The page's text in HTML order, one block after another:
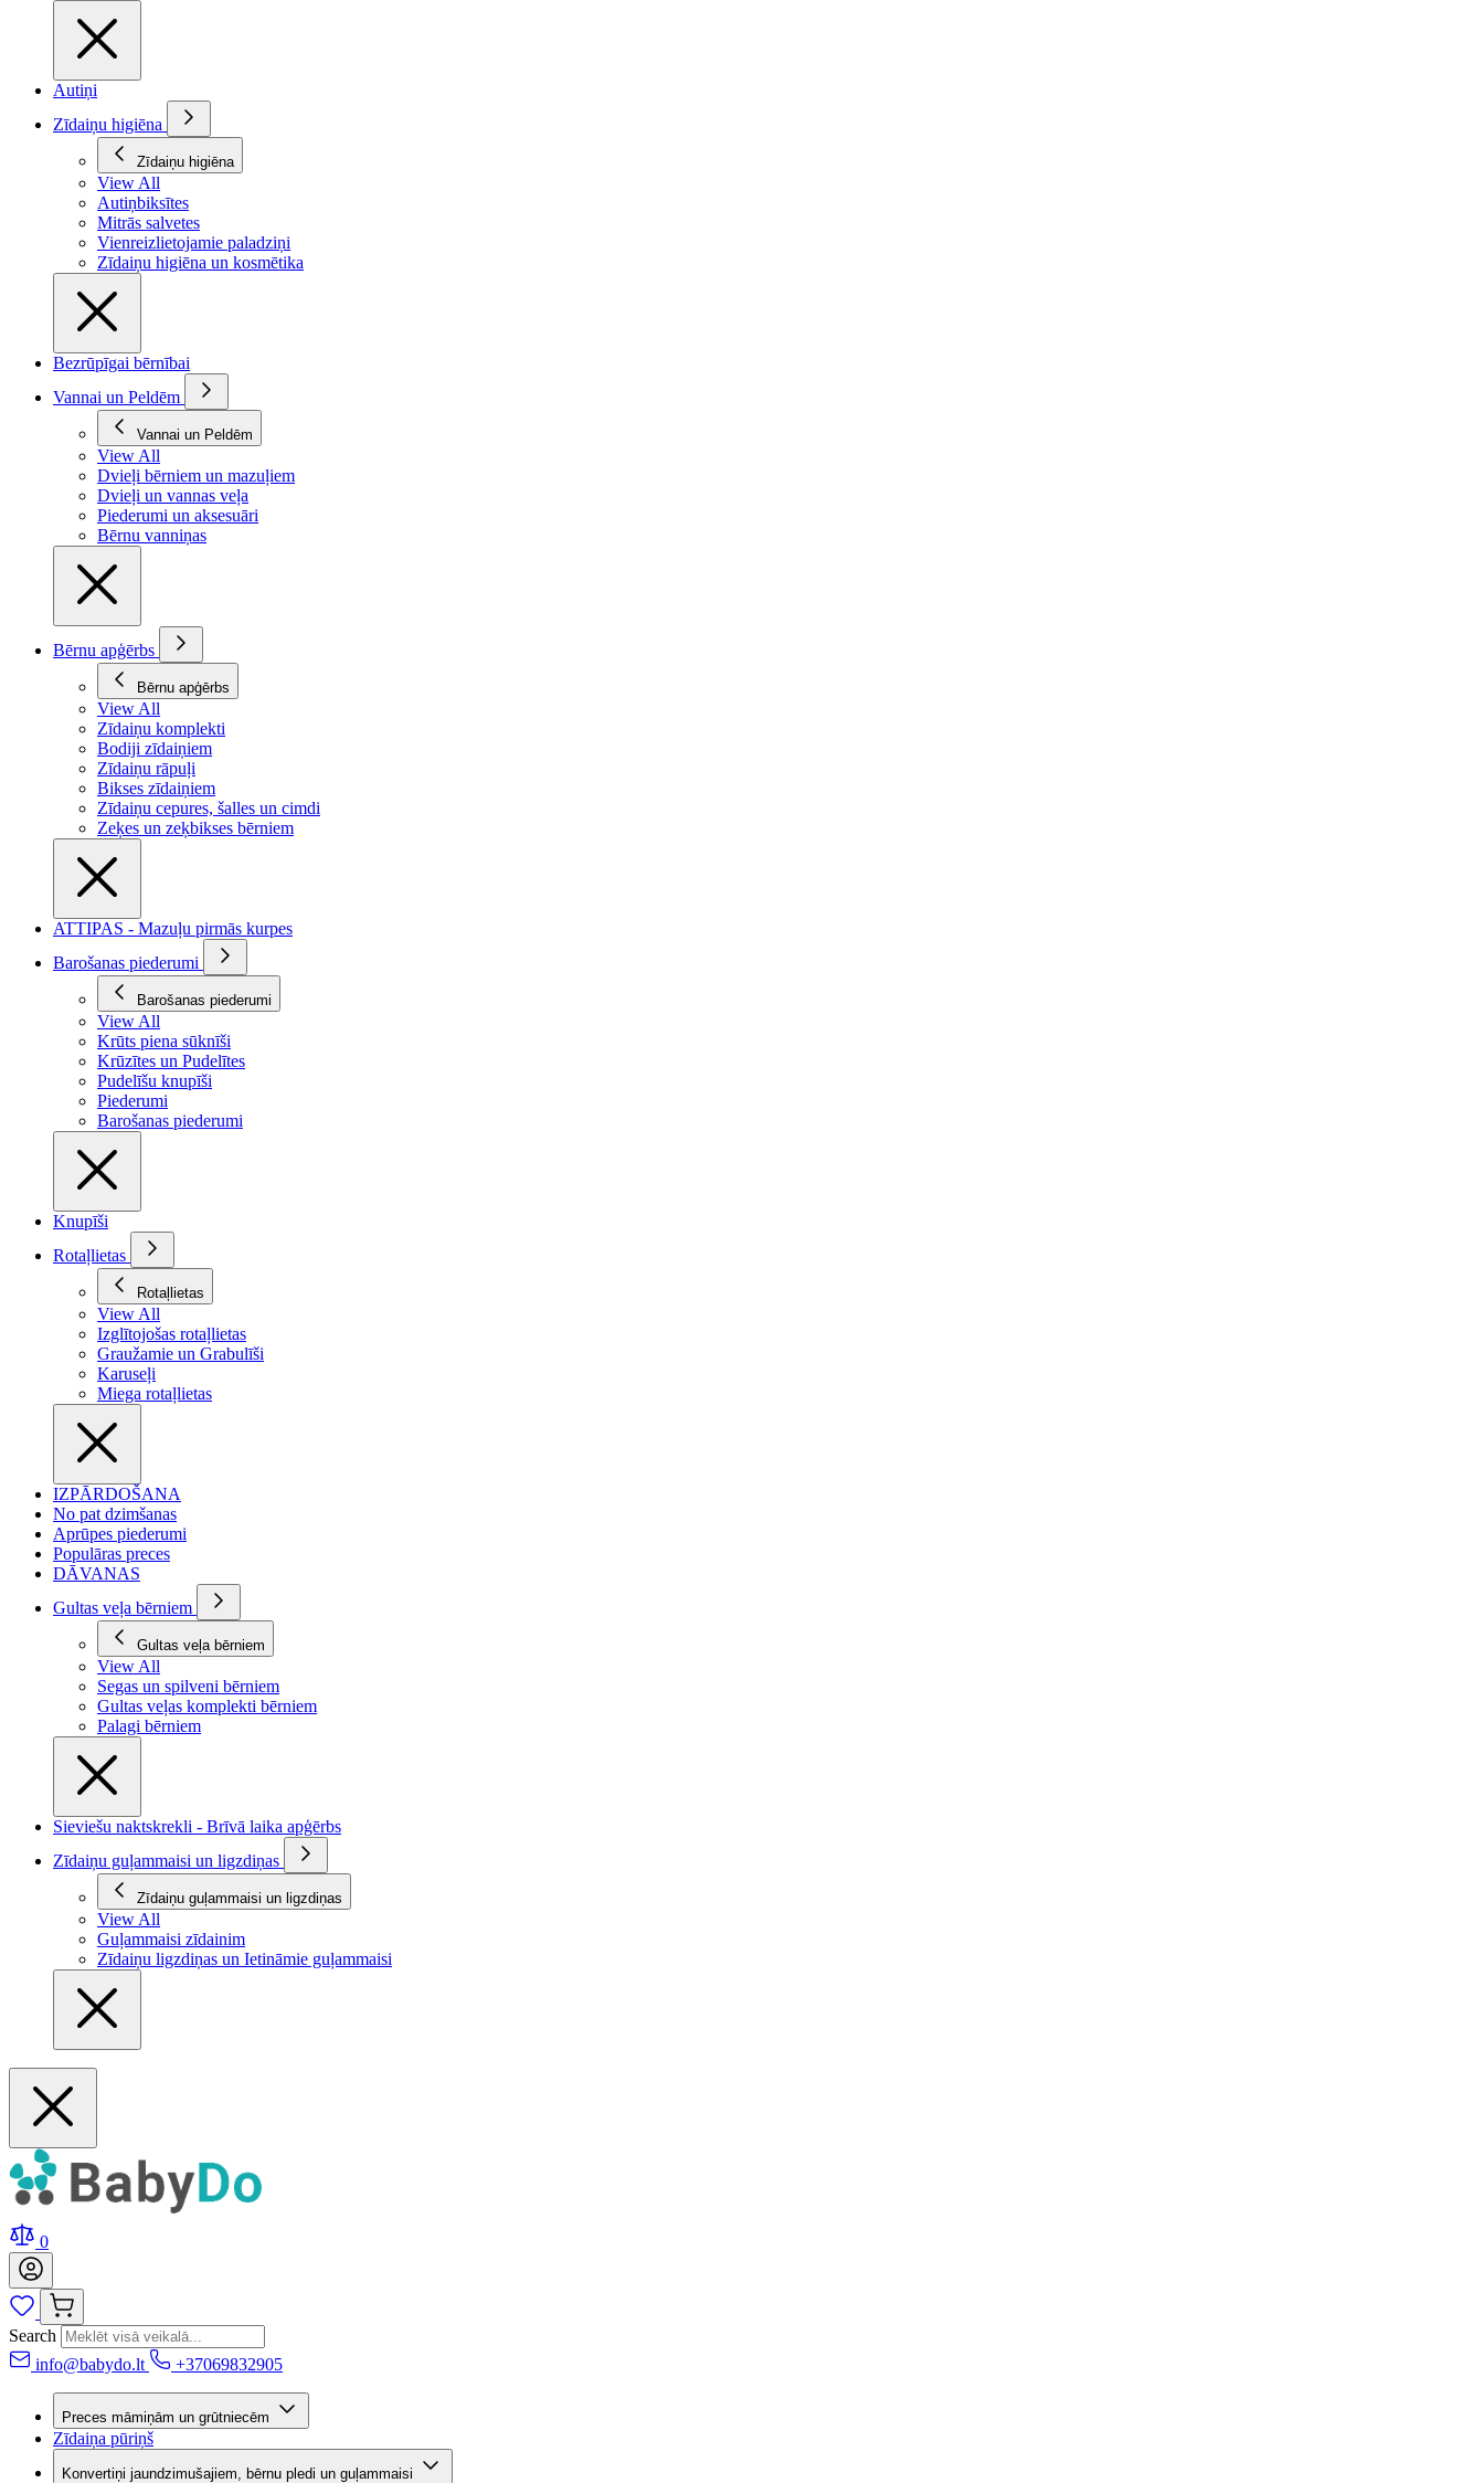
Autiņi
Zīdaiņu higiēna
Zīdaiņu higiēna
View All
Autiņbiksītes
Mitrās salvetes
Vienreizlietojamie paladziņi
Zīdaiņu higiēna un kosmētika
Bezrūpīgai bērnībai
Vannai un Peldēm
Vannai un Peldēm
View All
Dvieļi bērniem un mazuļiem
Dvieļi un vannas veļa
Piederumi un aksesuāri
Bērnu vanniņas
Bērnu apģērbs
Bērnu apģērbs
View All
Zīdaiņu komplekti
Bodiji zīdaiņiem
Zīdaiņu rāpuļi
Bikses zīdaiņiem
Zīdaiņu cepures, šalles un cimdi
Zeķes un zeķbikses bērniem
ATTIPAS - Mazuļu pirmās kurpes
Barošanas piederumi
Barošanas piederumi
View All
Krūts piena sūknīši
Krūzītes un Pudelītes
Pudelīšu knupīši
Piederumi
Barošanas piederumi
Knupīši
Rotaļlietas
Rotaļlietas
View All
Izglītojošas rotaļlietas
Graužamie un Grabulīši
Karuseļi
Miega rotaļlietas
IZPĀRDOŠANA
No pat dzimšanas
Aprūpes piederumi
Populāras preces
DĀVANAS
Gultas veļa bērniem
Gultas veļa bērniem
View All
Segas un spilveni bērniem
Gultas veļas komplekti bērniem
Palagi bērniem
Sieviešu naktskrekli - Brīvā laika apģērbs
Zīdaiņu guļammaisi un ligzdiņas
Zīdaiņu guļammaisi un ligzdiņas
View All
Guļammaisi zīdainim
Zīdaiņu ligzdiņas un Ietināmie guļammaisi
0
Search
info@babydo.lt
+37069832905
Preces māmiņām un grūtniecēm
Zīdaiņa pūriņš
Konvertiņi jaundzimušajiem, bērnu pledi un guļammaisi